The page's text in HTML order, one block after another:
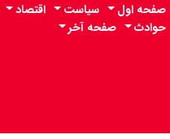
صفحه اول سیاست اقتصاد
حوادث
صفحه آخر